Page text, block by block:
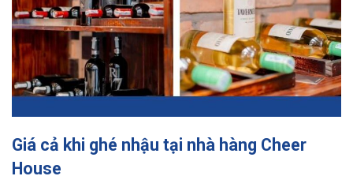
Giá cả khi ghé nhậu tại nhà hàng Cheer
House